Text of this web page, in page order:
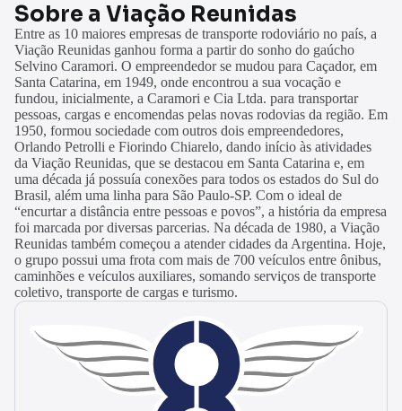
Sobre a Viação Reunidas
Entre as 10 maiores empresas de transporte rodoviário no país, a
Viação Reunidas ganhou forma a partir do sonho do gaúcho
Selvino Caramori. O empreendedor se mudou para Caçador, em
Santa Catarina, em 1949, onde encontrou a sua vocação e
fundou, inicialmente, a Caramori e Cia Ltda. para transportar
pessoas, cargas e encomendas pelas novas rodovias da região. Em
1950, formou sociedade com outros dois empreendedores,
Orlando Petrolli e Fiorindo Chiarelo, dando início às atividades
da Viação Reunidas, que se destacou em Santa Catarina e, em
uma década já possuía conexões para todos os estados do Sul do
Brasil, além uma linha para São Paulo-SP. Com o ideal de
“encurtar a distância entre pessoas e povos”, a história da empresa
foi marcada por diversas parcerias. Na década de 1980, a Viação
Reunidas também começou a atender cidades da Argentina. Hoje,
o grupo possui uma frota com mais de 700 veículos entre ônibus,
caminhões e veículos auxiliares, somando serviços de transporte
coletivo, transporte de cargas e turismo.